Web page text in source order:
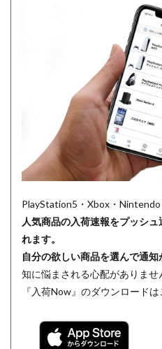
PlayStation5・Xbox・
人気商品の入荷速報をプッシ
れます。
自分の欲しい商品を選んで通知
知に悩まされる心配がありませ
『入荷Now』のダウンロードは